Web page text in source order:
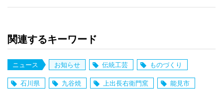
関連するキーワード
ニュース お知らせ 伝統工芸 ものづくり
石川県 九谷焼 上出長右衛門窯 能見市